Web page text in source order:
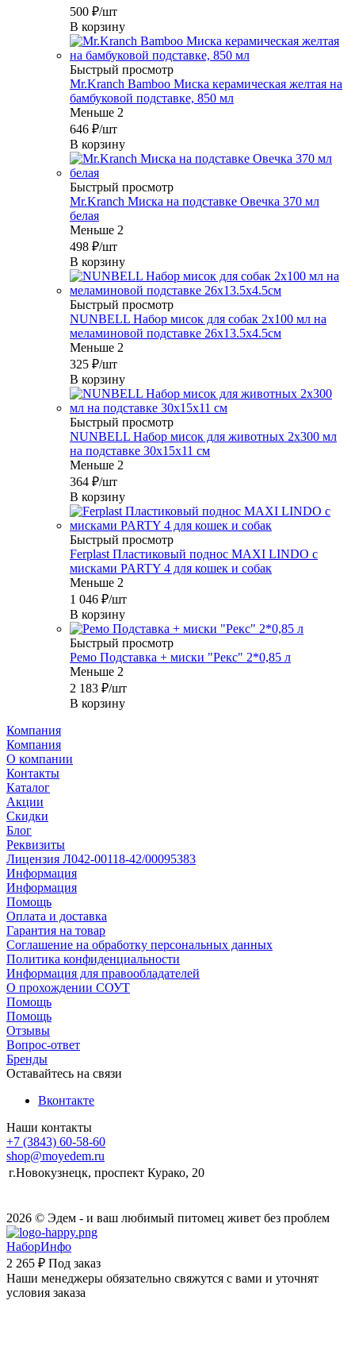
500 ₽/шт
В корзину
Быстрый просмотр
Mr.Kranch Bamboo Миска керамическая желтая на
бамбуковой подставке, 850 мл
Меньше 2
646 ₽/шт
В корзину
Быстрый просмотр
Mr.Kranch Миска на подставке Овечка 370 мл
белая
Меньше 2
498 ₽/шт
В корзину
Быстрый просмотр
NUNBELL Набор мисок для собак 2х100 мл на
меламиновой подставке 26х13.5х4.5см
Меньше 2
325 ₽/шт
В корзину
Быстрый просмотр
NUNBELL Набор мисок для животных 2х300 мл
на подставке 30х15х11 см
Меньше 2
364 ₽/шт
В корзину
Быстрый просмотр
Ferplast Пластиковый поднос MAXI LINDO с
мисками PARTY 4 для кошек и собак
Меньше 2
1 046 ₽/шт
В корзину
Быстрый просмотр
Ремо Подставка + миски "Рекс" 2*0,85 л
Меньше 2
2 183 ₽/шт
В корзину
Компания
Компания
О компании
Контакты
Каталог
Акции
Скидки
Блог
Реквизиты
Лицензия Л042-00118-42/00095383
Информация
Информация
Помощь
Оплата и доставка
Гарантия на товар
Соглашение на обработку персональных данных
Политика конфиденциальности
Информация для правообладателей
О прохождении СОУТ
Помощь
Помощь
Отзывы
Вопрос-ответ
Бренды
Оставайтесь на связи
Вконтакте
Наши контакты
+7 (3843) 60-58-60
shop@moyedem.ru
г.Новокузнецк, проспект Курако, 20
2026 © Эдем - и ваш любимый питомец живет без проблем
НаборИнфо
2 265 ₽ Под заказ
Наши менеджеры обязательно свяжутся с вами и уточнят
условия заказа